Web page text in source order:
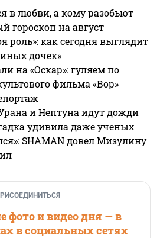
в любви, а кому разобьют
гороскоп на август
роль»: как сегодня выглядит
дочек»
на «Оскар»: гуляем по
фильма «Вор»
и Нептуна идут дожди
удивила даже ученых
SHAMAN довел Мизулину
фото и видео дня — в
в социальных сетях